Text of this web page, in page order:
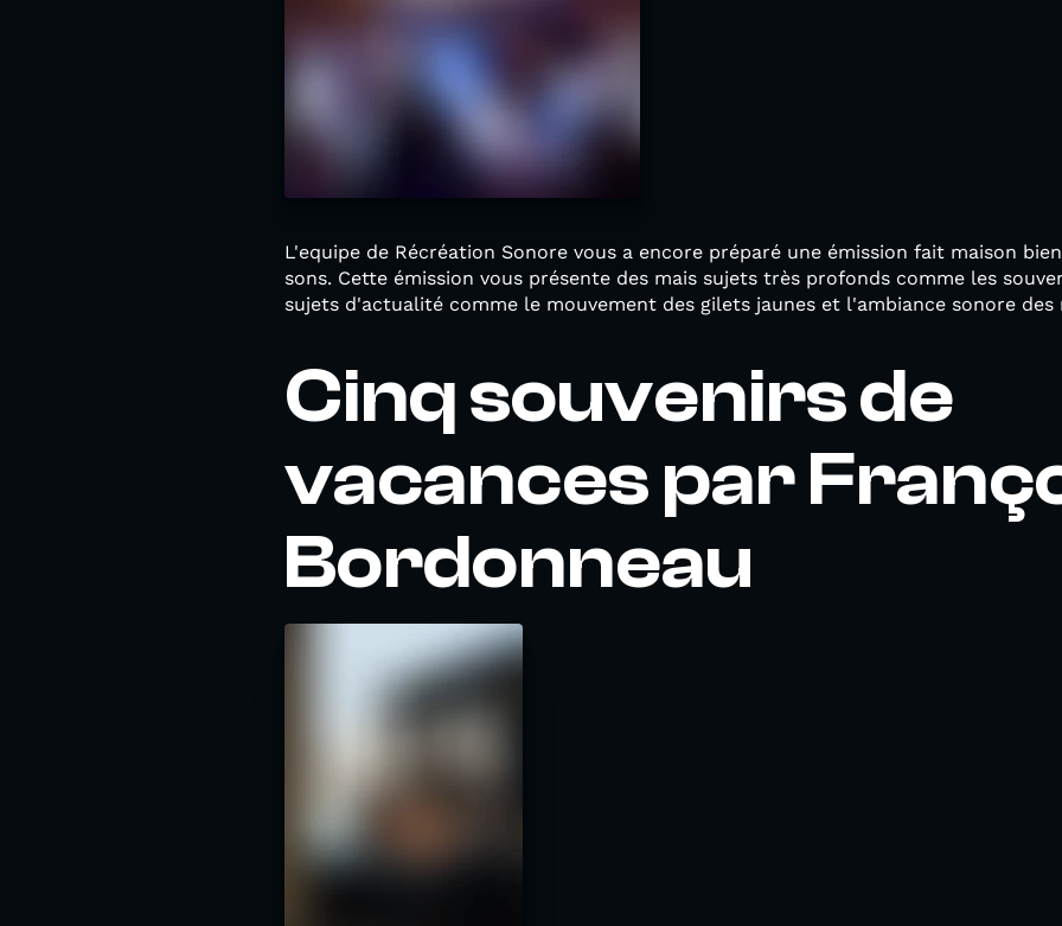
L'equipe de Récréation Sonore vous a encore préparé une émission fait maison
sons. Cette émission vous présente des mais sujets très profonds comme les
sujets d'actualité comme le mouvement des gilets jaunes et l'ambiance sonore
Cinq souvenirs de
vacances par
Bordonneau